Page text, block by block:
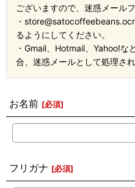
ございますので、迷惑メール
・
るようにしてください。
・Gmail、Hotmail、Yahoo!な
合、迷惑メールとして処理さ
お名前 [必須]
フリガナ [必須]